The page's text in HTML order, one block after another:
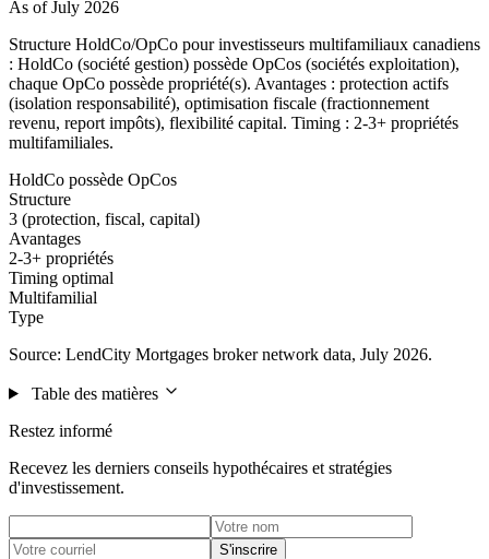
As of July 2026
Structure HoldCo/OpCo pour investisseurs multifamiliaux canadiens
: HoldCo (société gestion) possède OpCos (sociétés exploitation),
chaque OpCo possède propriété(s). Avantages : protection actifs
(isolation responsabilité), optimisation fiscale (fractionnement
revenu, report impôts), flexibilité capital. Timing : 2-3+ propriétés
multifamiliales.
HoldCo possède OpCos
Structure
3 (protection, fiscal, capital)
Avantages
2-3+ propriétés
Timing optimal
Multifamilial
Type
Source: LendCity Mortgages broker network data, July 2026.
Table des matières
Restez informé
Recevez les derniers conseils hypothécaires et stratégies
d'investissement.
S'inscrire